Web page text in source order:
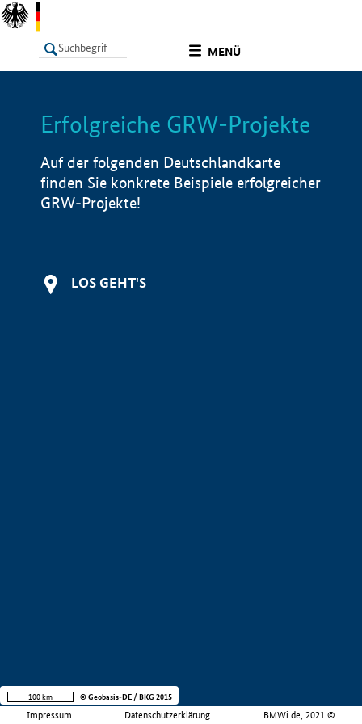
MENÜ
LISTE Info
Erfolgreiche GRW-Projekte
Auf der folgenden Deutschlandkarte
finden Sie konkrete Beispiele erfolgreicher
GRW-Projekte!
LOS GEHT'S
Impressum Datenschutzerklärung BMWi.de, 2021 ©
100 km © Geobasis-DE / BKG 2015